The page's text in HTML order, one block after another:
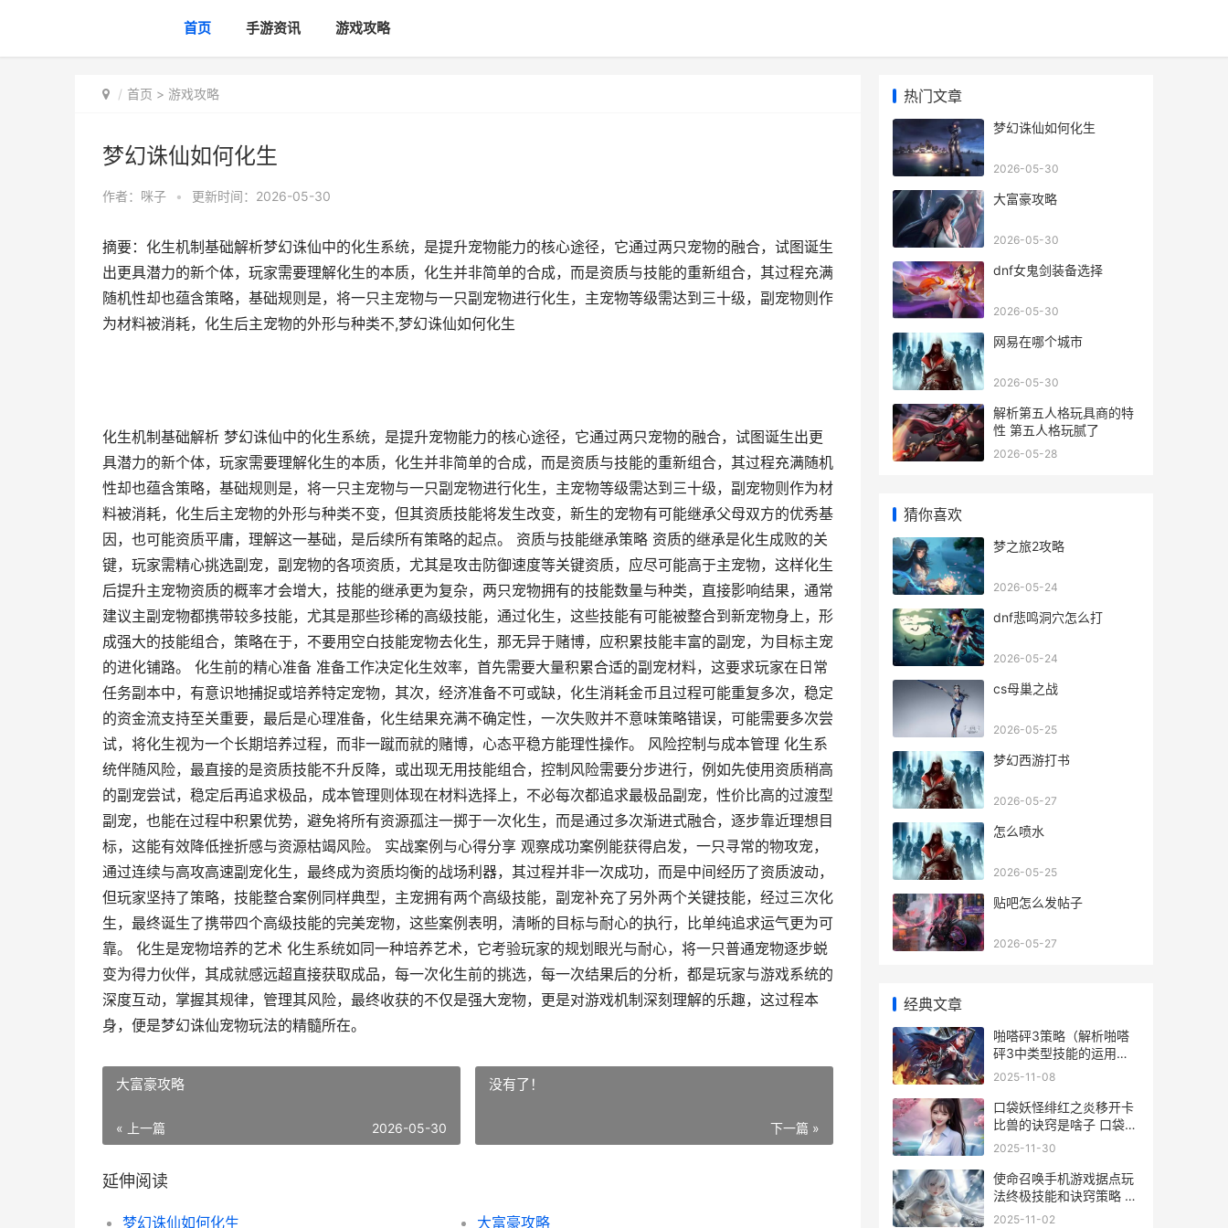
首页 手游资讯 游戏攻略
首页 > 游戏攻略
梦幻诛仙如何化生
作者： 咪子 • 更新时间：2026-05-30
摘要：化生机制基础解析梦幻诛仙中的化生系统，是提升宠物能力的核心途径，它通过两只宠物的融合，试图诞生
出更具潜力的新个体，玩家需要理解化生的本质，化生并非简单的合成，而是资质与技能的重新组合，其过程充满
随机性却也蕴含策略，基础规则是，将一只主宠物与一只副宠物进行化生，主宠物等级需达到三十级，副宠物则作
为材料被消耗，化生后主宠物的外形与种类不,梦幻诛仙如何化生
化生机制基础解析 梦幻诛仙中的化生系统，是提升宠物能力的核心途径，它通过两只宠物的融合，试图诞生出更
具潜力的新个体，玩家需要理解化生的本质，化生并非简单的合成，而是资质与技能的重新组合，其过程充满随机
性却也蕴含策略，基础规则是，将一只主宠物与一只副宠物进行化生，主宠物等级需达到三十级，副宠物则作为材
料被消耗，化生后主宠物的外形与种类不变，但其资质技能将发生改变，新生的宠物有可能继承父母双方的优秀基
因，也可能资质平庸，理解这一基础，是后续所有策略的起点。 资质与技能继承策略 资质的继承是化生成败的关
键，玩家需精心挑选副宠，副宠物的各项资质，尤其是攻击防御速度等关键资质，应尽可能高于主宠物，这样化生
后提升主宠物资质的概率才会增大，技能的继承更为复杂，两只宠物拥有的技能数量与种类，直接影响结果，通常
建议主副宠物都携带较多技能，尤其是那些珍稀的高级技能，通过化生，这些技能有可能被整合到新宠物身上，形
成强大的技能组合，策略在于，不要用空白技能宠物去化生，那无异于赌博，应积累技能丰富的副宠，为目标主宠
的进化铺路。 化生前的精心准备 准备工作决定化生效率，首先需要大量积累合适的副宠材料，这要求玩家在日常
任务副本中，有意识地捕捉或培养特定宠物，其次，经济准备不可或缺，化生消耗金币且过程可能重复多次，稳定
的资金流支持至关重要，最后是心理准备，化生结果充满不确定性，一次失败并不意味策略错误，可能需要多次尝
试，将化生视为一个长期培养过程，而非一蹴而就的赌博，心态平稳方能理性操作。 风险控制与成本管理 化生系
统伴随风险，最直接的是资质技能不升反降，或出现无用技能组合，控制风险需要分步进行，例如先使用资质稍高
的副宠尝试，稳定后再追求极品，成本管理则体现在材料选择上，不必每次都追求最极品副宠，性价比高的过渡型
副宠，也能在过程中积累优势，避免将所有资源孤注一掷于一次化生，而是通过多次渐进式融合，逐步靠近理想目
标，这能有效降低挫折感与资源枯竭风险。 实战案例与心得分享 观察成功案例能获得启发，一只寻常的物攻宠，
通过连续与高攻高速副宠化生，最终成为资质均衡的战场利器，其过程并非一次成功，而是中间经历了资质波动，
但玩家坚持了策略，技能整合案例同样典型，主宠拥有两个高级技能，副宠补充了另外两个关键技能，经过三次化
生，最终诞生了携带四个高级技能的完美宠物，这些案例表明，清晰的目标与耐心的执行，比单纯追求运气更为可
靠。 化生是宠物培养的艺术 化生系统如同一种培养艺术，它考验玩家的规划眼光与耐心，将一只普通宠物逐步蜕
变为得力伙伴，其成就感远超直接获取成品，每一次化生前的挑选，每一次结果后的分析，都是玩家与游戏系统的
深度互动，掌握其规律，管理其风险，最终收获的不仅是强大宠物，更是对游戏机制深刻理解的乐趣，这过程本
身，便是梦幻诛仙宠物玩法的精髓所在。
大富豪攻略
« 上一篇 2026-05-30
没有了！
下一篇 »
延伸阅读
梦幻诛仙如何化生 大富豪攻略
热门文章
梦幻诛仙如何化生
2026-05-30
大富豪攻略
2026-05-30
dnf女鬼剑装备选择
2026-05-30
网易在哪个城市
2026-05-30
解析第五人格玩具商的特
性 第五人格玩腻了
2026-05-28
猜你喜欢
梦之旅2攻略
2026-05-24
dnf悲鸣洞穴怎么打
2026-05-24
cs母巢之战
2026-05-25
梦幻西游打书
2026-05-27
怎么喷水
2026-05-25
贴吧怎么发帖子
2026-05-27
经典文章
啪嗒砰3策略（解析啪嗒
砰3中类型技能的运用方
式和策略 啪嗒砰3 dlc攻
2025-11-08
口袋妖怪绯红之炎移开卡
比兽的诀窍是啥子 口袋妖
怪永恒之炎绯红三岛剧情
2025-11-30
使命召唤手机游戏据点玩
法终极技能和诀窍策略 使
命召唤手机游戏太平洋战
2025-11-02